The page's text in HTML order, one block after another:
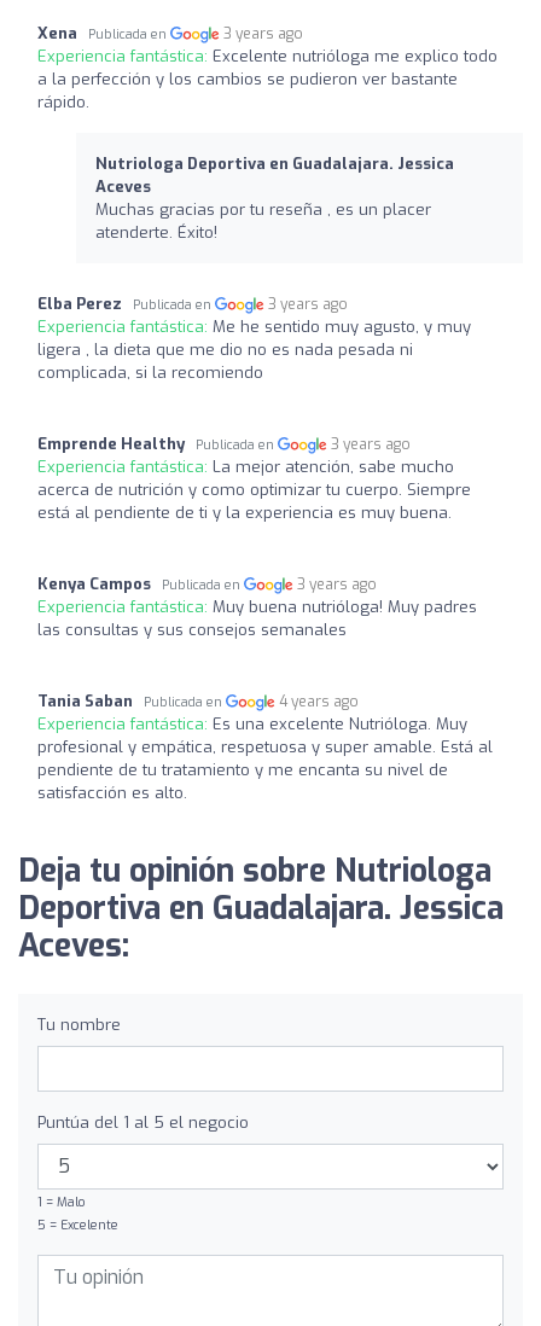
Xena Publicada en 3 years ago
Experiencia fantástica: Excelente nutrióloga me explico todo
a la perfección y los cambios se pudieron ver bastante
rápido.
Nutriologa Deportiva en Guadalajara. Jessica
Aceves
Muchas gracias por tu reseña , es un placer
atenderte. Éxito!
Elba Perez Publicada en 3 years ago
Experiencia fantástica: Me he sentido muy agusto, y muy
ligera , la dieta que me dio no es nada pesada ni
complicada, si la recomiendo
Emprende Healthy Publicada en 3 years ago
Experiencia fantástica: La mejor atención, sabe mucho
acerca de nutrición y como optimizar tu cuerpo. Siempre
está al pendiente de ti y la experiencia es muy buena.
Kenya Campos Publicada en 3 years ago
Experiencia fantástica: Muy buena nutrióloga! Muy padres
las consultas y sus consejos semanales
Tania Saban Publicada en 4 years ago
Experiencia fantástica: Es una excelente Nutrióloga. Muy
profesional y empática, respetuosa y super amable. Está al
pendiente de tu tratamiento y me encanta su nivel de
satisfacción es alto.
Deja tu opinión sobre Nutriologa
Deportiva en Guadalajara. Jessica
Aceves:
Tu nombre
Puntúa del 1 al 5 el negocio
1 = Malo
5 = Excelente